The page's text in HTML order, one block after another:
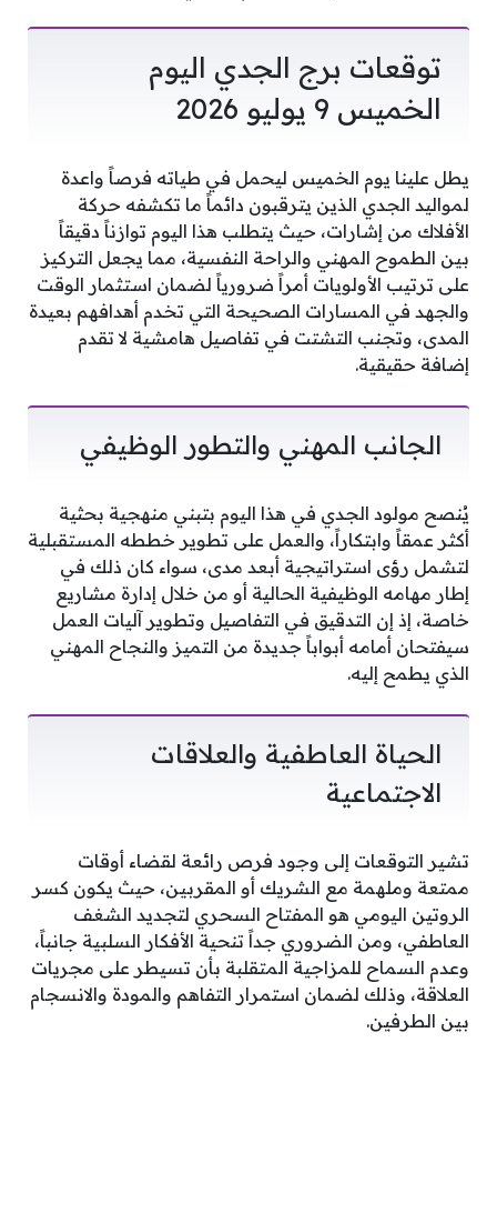
توقعات برج الجدي اليوم
الخميس 9 يوليو 2026
يطل علينا يوم الخميس ليحمل في طياته فرصاً واعدة
لمواليد الجدي الذين يترقبون دائماً ما تكشفه حركة
الأفلاك من إشارات، حيث يتطلب هذا اليوم توازناً دقيقاً
بين الطموح المهني والراحة النفسية، مما يجعل التركيز
على ترتيب الأولويات أمراً ضرورياً لضمان استثمار الوقت
والجهد في المسارات الصحيحة التي تخدم أهدافهم بعيدة
المدى، وتجنب التشتت في تفاصيل هامشية لا تقدم
إضافة حقيقية.
الجانب المهني والتطور الوظيفي
يُنصح مولود الجدي في هذا اليوم بتبني منهجية بحثية
أكثر عمقاً وابتكاراً، والعمل على تطوير خططه المستقبلية
لتشمل رؤى استراتيجية أبعد مدى، سواء كان ذلك في
إطار مهامه الوظيفية الحالية أو من خلال إدارة مشاريع
خاصة، إذ إن التدقيق في التفاصيل وتطوير آليات العمل
سيفتحان أمامه أبواباً جديدة من التميز والنجاح المهني
الذي يطمح إليه.
الحياة العاطفية والعلاقات
الاجتماعية
تشير التوقعات إلى وجود فرص رائعة لقضاء أوقات
ممتعة وملهمة مع الشريك أو المقربين، حيث يكون كسر
الروتين اليومي هو المفتاح السحري لتجديد الشغف
العاطفي، ومن الضروري جداً تنحية الأفكار السلبية جانباً،
وعدم السماح للمزاجية المتقلبة بأن تسيطر على مجريات
العلاقة، وذلك لضمان استمرار التفاهم والمودة والانسجام
بين الطرفين.